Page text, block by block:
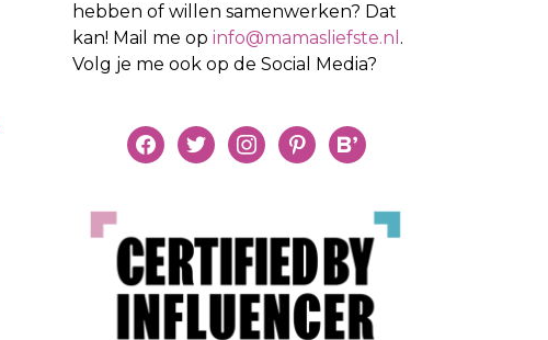
hebben of willen samenwerken? Dat
kan! Mail me op info@mamasliefste.nl .
Volg je me ook op de Social Media?
facebooktwitterinstagrampinterestbloglovin